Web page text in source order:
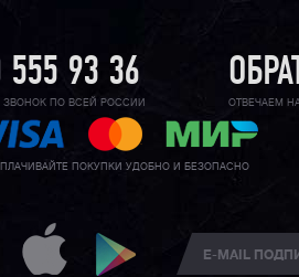
555 93 36
ЗВОНОК ПО ВСЕЙ РОССИИ ОТВЕЧАЕМ
ПОКУПКИ УДОБНО И БЕЗОПАСНО